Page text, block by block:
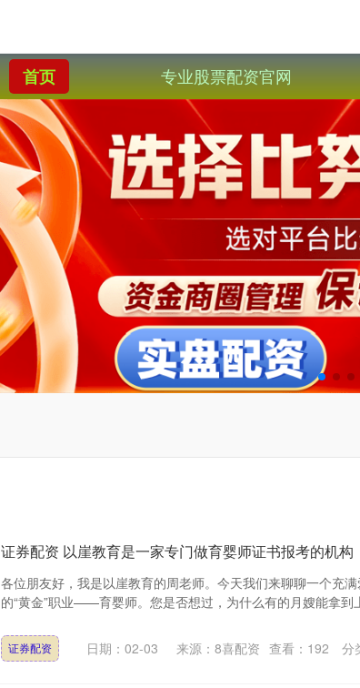
首页 专业股票配资官网
证券配资 以崖教育是一家专门做育婴师证书报考的机构
各位朋友好，我是以崖教育的周老师。今天我们来聊聊一个充
的“黄金”职业——育婴师。您是否想过，为什么有的月嫂能拿到
证券配资 日期：02-03 来源：8喜配资 查看： 192 分